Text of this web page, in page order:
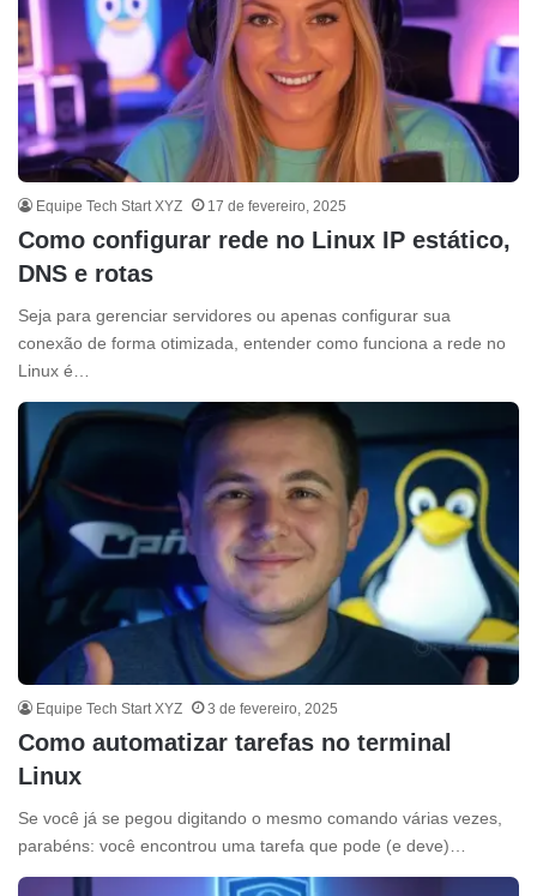
Equipe Tech Start XYZ 17 de fevereiro, 2025
Como configurar rede no Linux IP estático,
DNS e rotas
Seja para gerenciar servidores ou apenas configurar sua
conexão de forma otimizada, entender como funciona a rede no
Linux é…
Equipe Tech Start XYZ 3 de fevereiro, 2025
Como automatizar tarefas no terminal
Linux
Se você já se pegou digitando o mesmo comando várias vezes,
parabéns: você encontrou uma tarefa que pode (e deve)…